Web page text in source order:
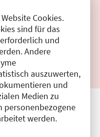
Cookies.
sind für das
und
Andere
auszuwerten,
und
Medien zu
personenbezogene
werden.
entsprechen
getätigten Angaben.
keine